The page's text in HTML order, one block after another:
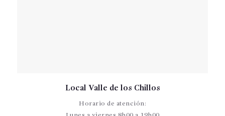
Local Valle de los Chillos
Horario de atención: